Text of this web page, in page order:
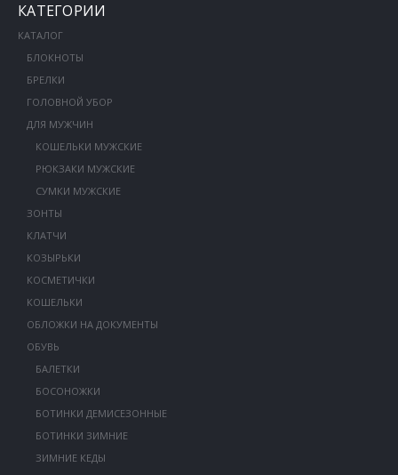
КАТЕГОРИИ
КАТАЛОГ
БЛОКНОТЫ
БРЕЛКИ
ГОЛОВНОЙ УБОР
ДЛЯ МУЖЧИН
КОШЕЛЬКИ МУЖСКИЕ
РЮКЗАКИ МУЖСКИЕ
СУМКИ МУЖСКИЕ
ЗОНТЫ
КЛАТЧИ
КОЗЫРЬКИ
КОСМЕТИЧКИ
КОШЕЛЬКИ
ОБЛОЖКИ НА ДОКУМЕНТЫ
ОБУВЬ
БАЛЕТКИ
БОСОНОЖКИ
БОТИНКИ ДЕМИСЕЗОННЫЕ
БОТИНКИ ЗИМНИЕ
ЗИМНИЕ КЕДЫ